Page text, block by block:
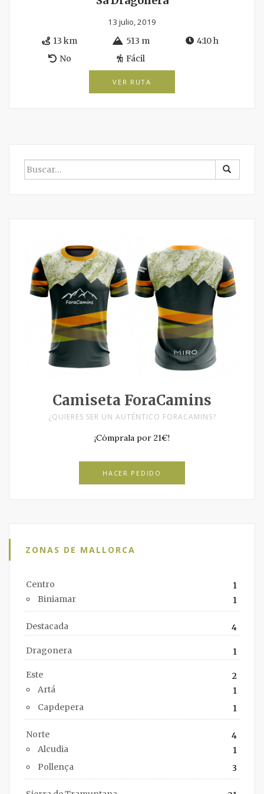
13 julio, 2019
13 km
513 m
4:10 h
No
Fácil
VER RUTA
BUSCAR
POR:
Camiseta ForaCamins
¿QUIERES SER UN AUTÉNTICO FORACAMINS?
¡Cómprala por 21€!
HACER PEDIDO
ZONAS DE MALLORCA
Centro
1
Biniamar
1
Destacada 4
Dragonera 1
Este
2
Artá
1
Capdepera
1
Norte
4
Alcudia
1
Pollença
3